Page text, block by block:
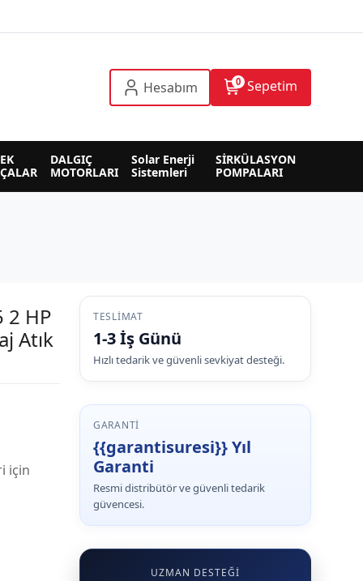
Hesabım 0 Sepetim
DALGIÇ
MOTORLARI
Solar Enerji
Sistemleri
SİRKÜLASYON
POMPALARI
2 HP
Atık
için
TESLIMAT
1-3 İş Günü
Hızlı tedarik ve güvenli sevkiyat desteği.
GARANTI
{{garantisuresi}} Yıl
Garanti
Resmi distribütör ve güvenli tedarik
güvencesi.
UZMAN DESTEĞI